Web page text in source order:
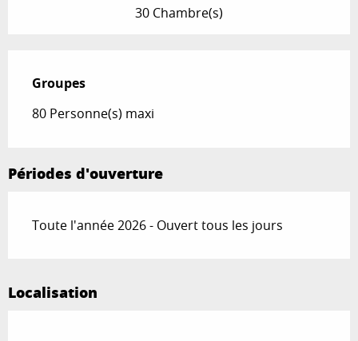
30 Chambre(s)
Groupes
Groupes
80 Personne(s) maxi
Périodes d'ouverture
Toute l'année 2026 - Ouvert tous les jours
Localisation